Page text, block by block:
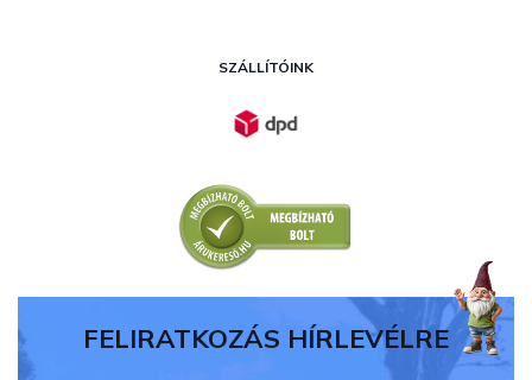
SZÁLLÍTÓINK
FELIRATKOZÁS HÍRLEVÉLRE